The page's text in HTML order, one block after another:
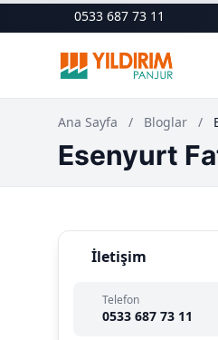
0533 687 73 11
Ana Sayfa / Bloglar /
Esenyurt
İletişim
Telefon
0533 687 73 11